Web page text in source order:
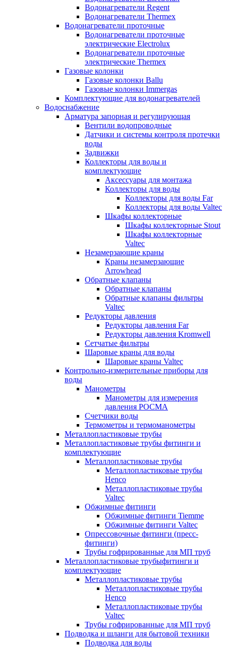
Водонагреватели Regent
Водонагреватели Thermex
Водонагреватели проточные
Водонагреватели проточные
электрические Electrolux
Водонагреватели проточные
электрические Thermex
Газовые колонки
Газовые колонки Ballu
Газовые колонки Immergas
Комплектующие для водонагревателей
Водоснабжение
Арматура запорная и регулирующая
Вентили водопроводные
Датчики и системы контроля протечки
воды
Задвижки
Коллекторы для воды и
комплектующие
Аксессуары для монтажа
Коллекторы для воды
Коллекторы для воды Far
Коллекторы для воды Valtec
Шкафы коллекторные
Шкафы коллекторные Stout
Шкафы коллекторные
Valtec
Незамерзающие краны
Краны незамерзающие
Arrowhead
Обратные клапаны
Обратные клапаны
Обратные клапаны фильтры
Valtec
Редукторы давления
Редукторы давления Far
Редукторы давления Kromwell
Сетчатые фильтры
Шаровые краны для воды
Шаровые краны Valtec
Контрольно-измерительные приборы для
воды
Манометры
Манометры для измерения
давления РОСМА
Счетчики воды
Термометры и термоманометры
Металлопластиковые трубы
Металлопластиковые трубы фитинги и
комплектующие
Металлопластиковые трубы
Металлопластиковые трубы
Henco
Металлопластиковые трубы
Valtec
Обжимные фитинги
Обжимные фитинги Tiemme
Обжимные фитинги Valtec
Опрессовочные фитинги (пресс-
фитинги)
Трубы гофрированные для МП труб
Металлопластиковые трубыфитинги и
комплектующие
Металлопластиковые трубы
Металлопластиковые трубы
Henco
Металлопластиковые трубы
Valtec
Трубы гофрированные для МП труб
Подводка и шланги для бытовой техники
Подводка для воды